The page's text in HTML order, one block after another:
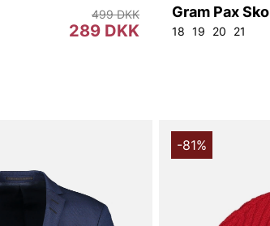
289 DKK
499 DKK Gram Pax Sko
18 19 20 21
-81%